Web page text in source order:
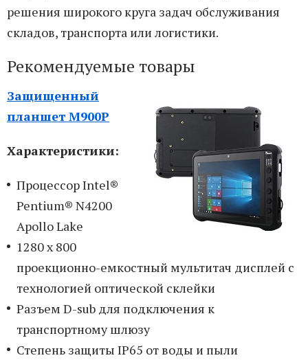
решения широкого круга задач обслуживания
складов, транспорта или логистики.
Рекомендуемые товары
Защищенный
планшет M900P
Характеристики:
Процессор Intel®
Pentium® N4200
Apollo Lake
1280 x 800
проекционно-емкостный мультитач дисплей с
технологией оптической склейки
Разъем D-sub для подключения к
транспортному шлюзу
Степень защиты IP65 от воды и пыли